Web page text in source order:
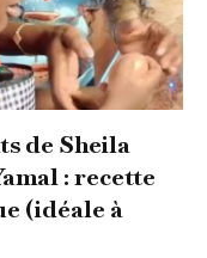
de Sheila
: recette
(idéale à